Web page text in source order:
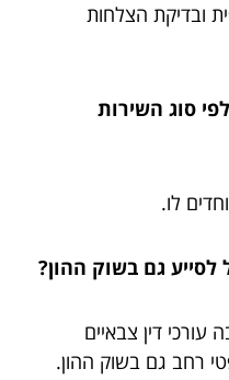
ובדיקת הצלחות
סוג השירות
לו.
לסייע גם בשוק ההון?
דין צבאיים
רחב גם בשוק ההון.